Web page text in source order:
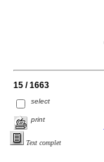
15 / 1663
select
print
Text complet